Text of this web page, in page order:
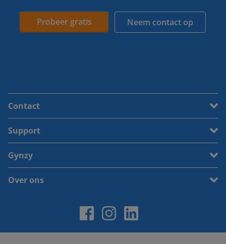
Probeer gratis Neem contact op
Contact
Support
Gynzy
Over ons